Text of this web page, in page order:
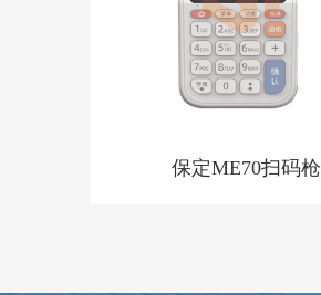
保定ME70扫码枪